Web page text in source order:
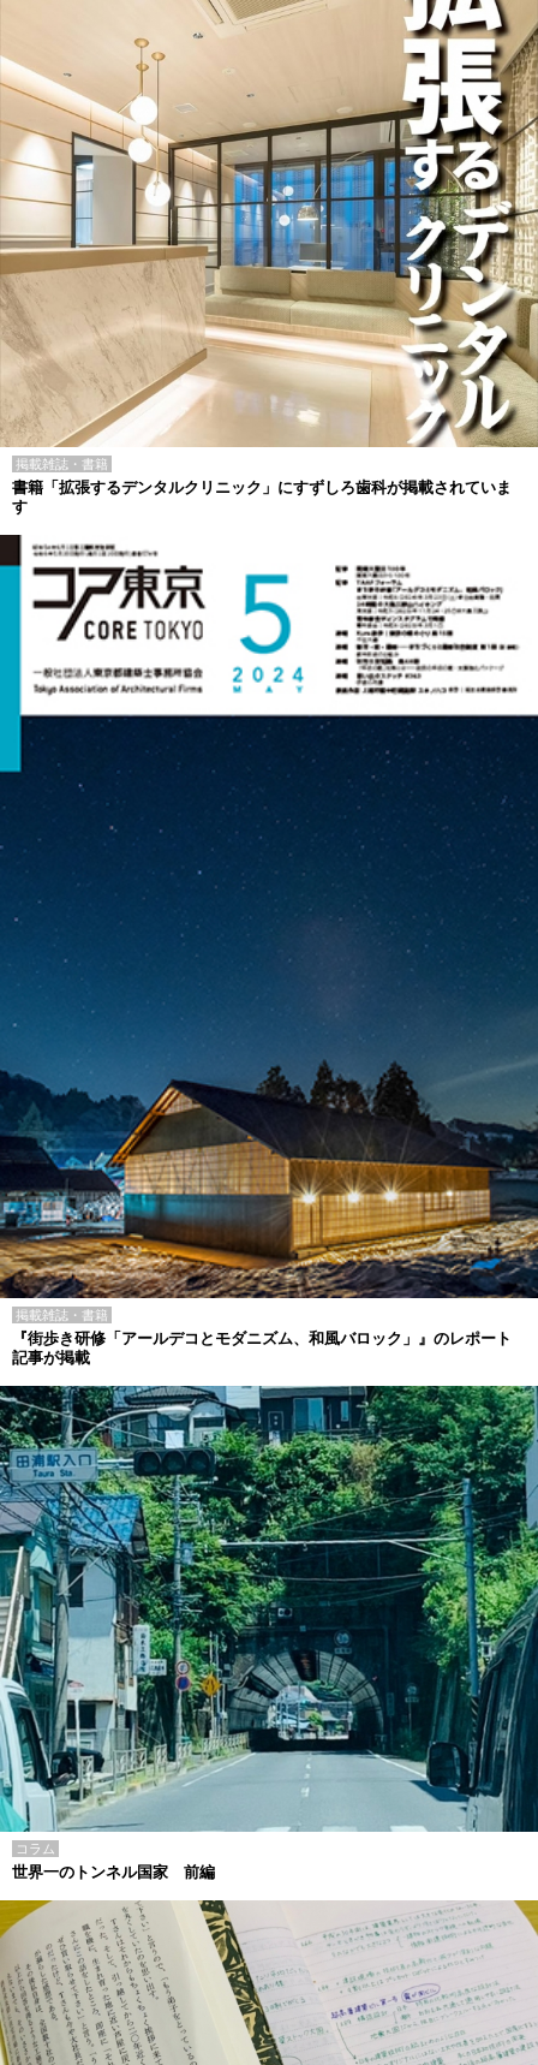
掲載雑誌・書籍
書籍「拡張するデンタルクリニック」にすずしろ歯科が掲載されていま
す
掲載雑誌・書籍
『街歩き研修「アールデコとモダニズム、和風バロック」』のレポート
記事が掲載
コラム
世界一のトンネル国家 前編